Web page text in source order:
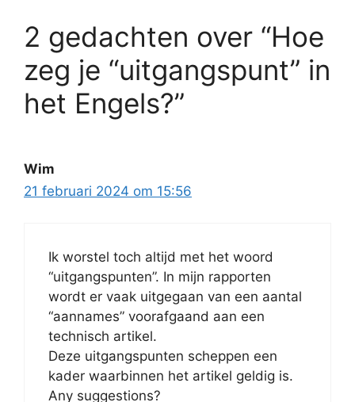
2 gedachten over “Hoe
zeg je “uitgangspunt” in
het Engels?”
Wim
21 februari 2024 om 15:56
Ik worstel toch altijd met het woord
“uitgangspunten”. In mijn rapporten
wordt er vaak uitgegaan van een aantal
“aannames” voorafgaand aan een
technisch artikel.
Deze uitgangspunten scheppen een
kader waarbinnen het artikel geldig is.
Any suggestions?